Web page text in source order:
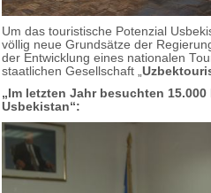
Um das touristische Potenzial
völlig neue Grundsätze der
der Entwicklung eines nationalen
staatlichen Gesellschaft „
„Im letzten Jahr besuchten
Usbekistan“: